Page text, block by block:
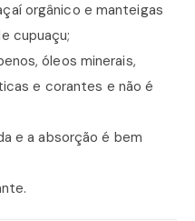
orgânico e manteigas
cupuaçu;
óleos minerais,
e corantes e não é
e a absorção é bem